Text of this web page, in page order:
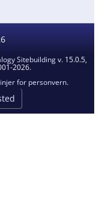
Sitebuildingv. 15.0.5,
2026.
for personvern.